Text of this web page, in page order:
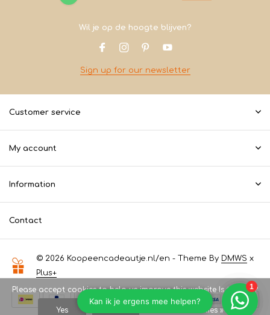
Wil je op de hoogte blijven?
Sign up for our newsletter
Customer service
My account
Information
Contact
© 2026 Koopeencadeautje.nl/en - Theme By DMWS x
Plus+
Please accept cookies to help us improve this website Is this OK?
Yes More on cookies »